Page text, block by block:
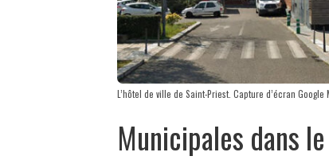
L’hôtel de ville de Saint-Priest. Capture d’écran Google
Municipales dans